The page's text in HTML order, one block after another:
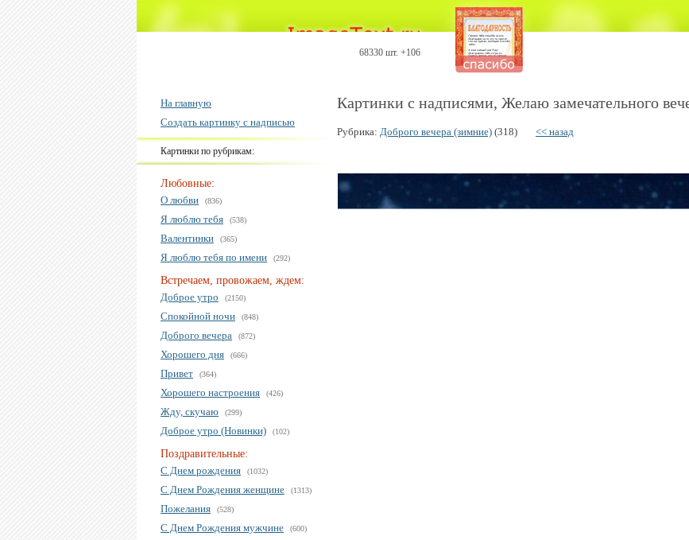
68330 шт. +106
На главную
Создать картинку с надписью
Картинки по рубрикам:
Любовные:
О любви
(836)
Я люблю тебя (538)
Валентинки (365)
Я люблю тебя по имени (292)
Встречаем, провожаем, ждем:
Доброе утро
(2150)
Спокойной ночи (848)
Доброго вечера (872)
Хорошего дня (666)
Привет (364)
Хорошего настроения (426)
Жду, скучаю (299)
Доброе утро (Новинки) (102)
Поздравительные:
С Днем рождения
(1032)
С Днем Рождения женщине (1313)
Пожелания (528)
С Днем Рождения мужчине (600)
Картинки с надписями, Желаю замечательного
Рубрика: Доброго вечера (зимние) (318) << назад